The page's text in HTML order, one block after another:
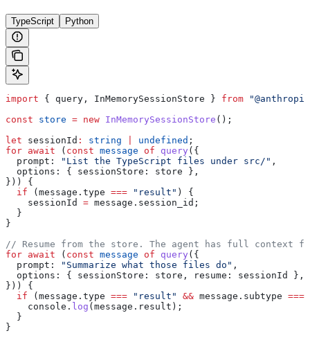
TypeScript Python
import { query , InMemorySessionStore } from
const store = new InMemorySessionStore ();
let sessionId : string undefined ;
for await ( const message of query ({
  prompt:
"List the TypeScript files under src/" ,
  options:
{ sessionStore: store },
})) {
  if
( message . type === "result" ) {
    sessionId
= message . session_id ;
  }
}
// Resume from the store. The agent has full
for await ( const message of query ({
  prompt:
"Summarize what those files do" ,
  options:
{ sessionStore: store , resume: sessionId
},
})) {
  if
( message . type === "result" && message . subtype ===
    console
. log ( message . result );
  }
}